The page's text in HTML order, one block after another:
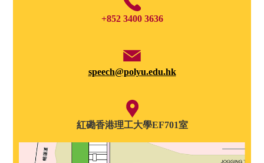
+852 3400 3636
speech@polyu.edu.hk
紅磡香港理工大學EF701室